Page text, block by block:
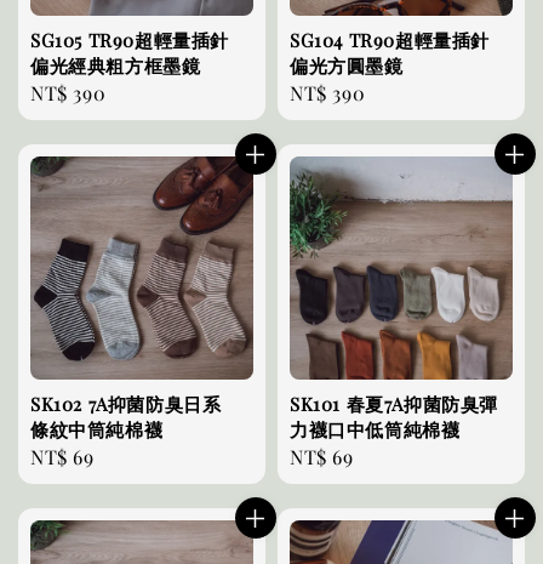
SG105 TR90超輕量插針
偏光經典粗方框墨鏡
Regular
price
NT$ 390
SG104 TR90超輕量插針
偏光方圓墨鏡
Regular
price
NT$ 390
SK102 7A抑菌防臭日系
條紋中筒純棉襪
Regular
price
NT$ 69
SK101 春夏7A抑菌防臭彈
力襪口中低筒純棉襪
Regular
price
NT$ 69